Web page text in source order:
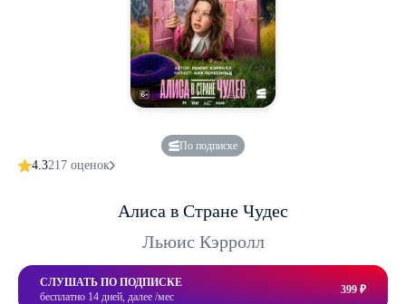
По подписке
4.3217 оценок
Алиса в Стране Чудес
Льюис Кэрролл
СЛУШАТЬ ПО ПОДПИСКЕ
бесплатно 14 дней, далее /мес
399 ₽